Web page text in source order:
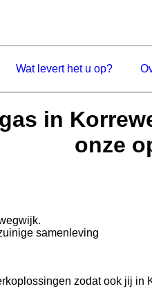
Wat levert het u op?
in
onze
samenleving
zodat ook jij in